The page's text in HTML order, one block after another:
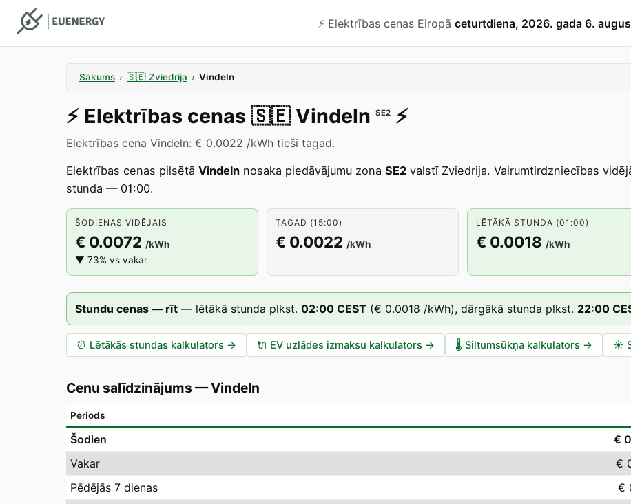
⚡️ Elektrības cenas Eiropā ceturtdiena, 2026. gada 6.
Sākums › 🇸🇪 Zviedrija › Vindeln
⚡️ Elektrības cenas 🇸🇪 Vindeln SE2 ⚡️
Elektrības cena Vindeln: € 0.0022 /kWh tieši tagad.
Elektrības cenas pilsētā Vindeln nosaka piedāvājumu zona SE2 valstī Zviedrija. Vairumtirdzniecības
stunda — 01:00.
ŠODIENAS VIDĒJAIS
€ 0.0072 /kWh
▼ 73% vs vakar
TAGAD (15:00)
€ 0.0022 /kWh
LĒTĀKĀ STUNDA (01:00)
€ 0.0018 /kWh
Stundu cenas — rīt — lētākā stunda plkst. 02:00 CEST (€ 0.0018 /kWh), dārgākā stunda plkst. 22:00
⏰ Lētākās stundas kalkulators → 🔌 EV uzlādes izmaksu kalkulators → 🌡️ Siltumsūkņa kalkulators → ☀️
Cenu salīdzinājums —Vindeln
Periods
Šodien €
Vakar
€
Pēdējās 7 dienas
€